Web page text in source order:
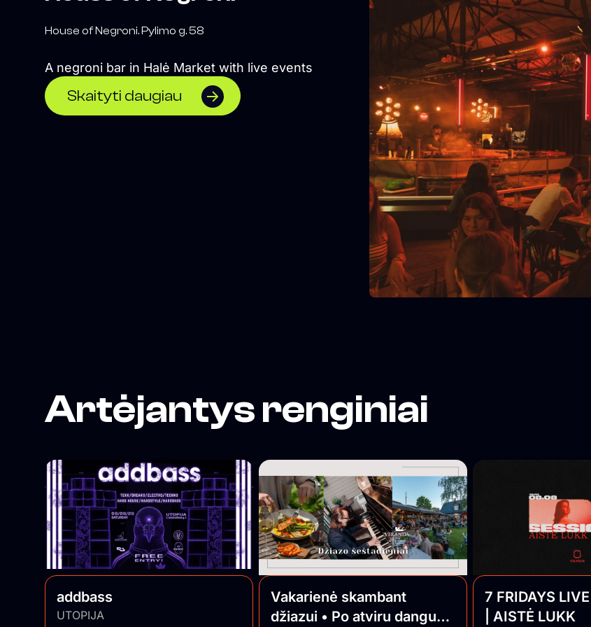
House of Negroni. Pylimo g. 58
A negroni bar in Halė Market with live events
Skaityti daugiau
Artėjantys renginiai
addbass
UTOPIJA
Vakarienė skambant
džiazui • Po atviru dangumi
7 FRIDAYS
| AISTĖ LUKK